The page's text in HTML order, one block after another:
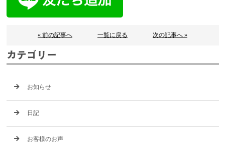
« 前の記事へ 一覧に戻る 次の記事へ »
カテゴリー
お知らせ
日記
お客様のお声